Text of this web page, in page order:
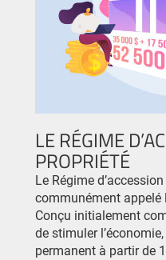
LE RÉGIME
PROPRIÉTÉ
Le Régime
communément appelé
Conçu initialement
de stimuler
permanent à partir de